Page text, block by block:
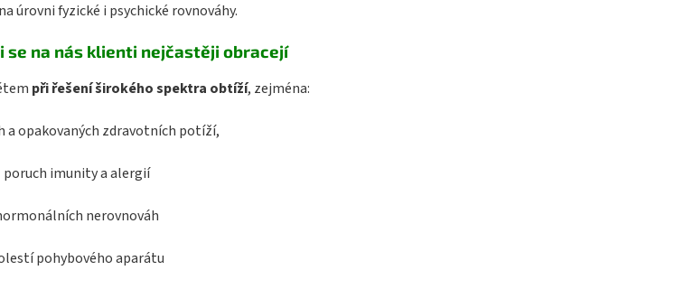
úrovni fyzické i psychické rovnováhy.
se na nás klienti nejčastěji obracejí
při řešení širokého spektra obtíží, zejména:
a opakovaných zdravotních potíží,
poruch imunity a alergií
nerovnováh
pohybového aparátu